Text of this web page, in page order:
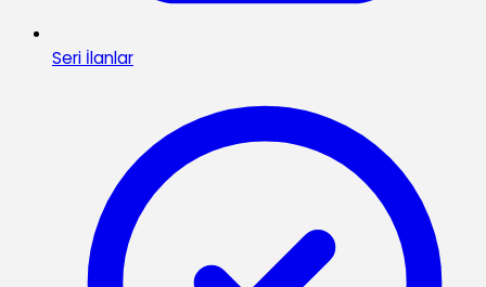
Seri İlanlar